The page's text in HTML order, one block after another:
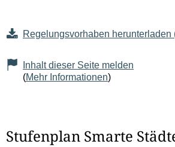
Regelungsvorhaben herunterladen
Inhalt dieser Seite melden
(Mehr Informationen)
Stufenplan Smarte